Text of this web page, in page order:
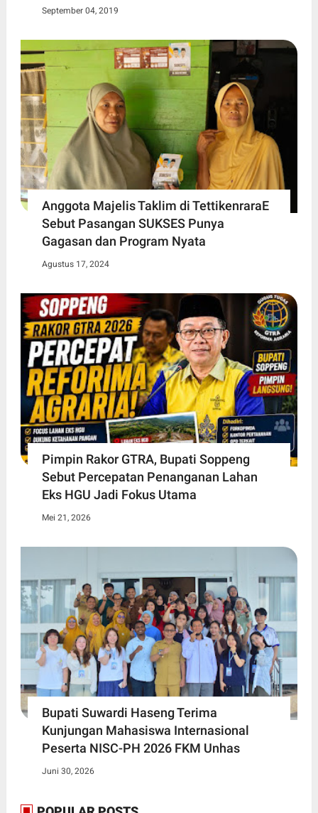
September 04, 2019
Anggota Majelis Taklim di TettikenraraE
Sebut Pasangan SUKSES Punya
Gagasan dan Program Nyata
Agustus 17, 2024
Pimpin Rakor GTRA, Bupati Soppeng
Sebut Percepatan Penanganan Lahan
Eks HGU Jadi Fokus Utama
Mei 21, 2026
Bupati Suwardi Haseng Terima
Kunjungan Mahasiswa Internasional
Peserta NISC-PH 2026 FKM Unhas
Juni 30, 2026